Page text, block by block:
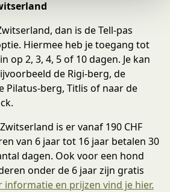
dan is de Tell-pas
Hiermee heb je toegang tot
op 2, 3, 4, 5 of 10 dagen. Je kan
de Rigi-berg, de
Pilatus-berg, Titlis of naar de
is er vanaf 190 CHF
van 6 jaar tot 16 jaar betalen 30
dagen. Ook voor een hond
onder de 6 jaar zijn gratis
informatie en prijzen vind je hier.